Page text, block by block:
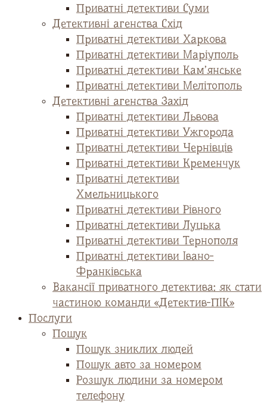
Приватні детективи Суми
Детективні агенства Схід
Приватні детективи Харкова
Приватні детективи Маріуполь
Приватні детективи Кам’янське
Приватні детективи Мелітополь
Детективні агенства Захід
Приватні детективи Львова
Приватні детективи Ужгорода
Приватні детективи Чернівців
Приватні детективи Кременчук
Приватні детективи
Хмельницького
Приватні детективи Рівного
Приватні детективи Луцька
Приватні детективи Тернополя
Приватні детективи Івано-
Франківська
Вакансії приватного детектива: як стати
частиною команди «Детектив-ПІК»
Послуги
Пошук
Пошук зниклих людей
Пошук авто за номером
Розшук людини за номером
телефону